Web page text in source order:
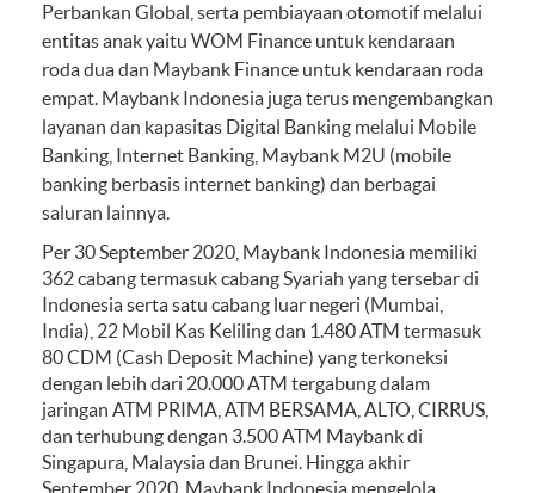
Perbankan Global, serta pembiayaan otomotif melalui
entitas anak yaitu WOM Finance untuk kendaraan
roda dua dan Maybank Finance untuk kendaraan roda
empat. Maybank Indonesia juga terus mengembangkan
layanan dan kapasitas Digital Banking melalui Mobile
Banking, Internet Banking, Maybank M2U (mobile
banking berbasis internet banking) dan berbagai
saluran lainnya.
Per 30 September 2020, Maybank Indonesia memiliki
362 cabang termasuk cabang Syariah yang tersebar di
Indonesia serta satu cabang luar negeri (Mumbai,
India), 22 Mobil Kas Keliling dan 1.480 ATM termasuk
80 CDM (Cash Deposit Machine) yang terkoneksi
dengan lebih dari 20.000 ATM tergabung dalam
jaringan ATM PRIMA, ATM BERSAMA, ALTO, CIRRUS,
dan terhubung dengan 3.500 ATM Maybank di
Singapura, Malaysia dan Brunei. Hingga akhir
September 2020, Maybank Indonesia mengelola